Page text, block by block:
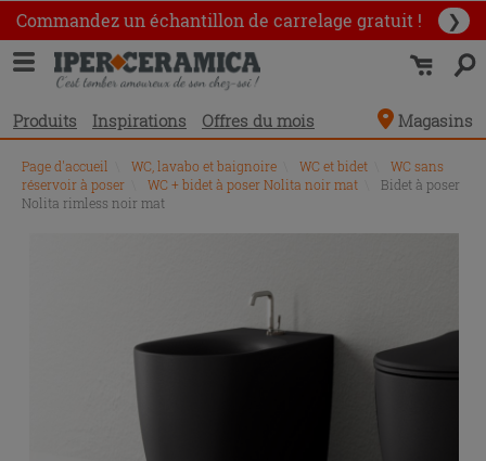
Commandez un échantillon de carrelage gratuit ! ❯
Produits Inspirations Offres du mois Magasins
Page d'accueil WC, lavabo et baignoire WC et bidet
WC sans
réservoir à poser
WC + bidet à poser Nolita noir mat
Bidet à poser
Nolita rimless noir mat